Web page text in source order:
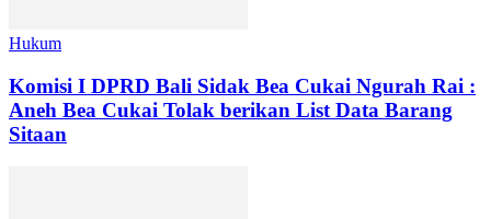
Hukum
Komisi I DPRD Bali Sidak Bea Cukai Ngurah Rai :
Aneh Bea Cukai Tolak berikan List Data Barang
Sitaan